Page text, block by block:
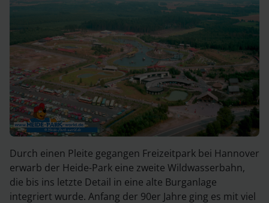
Durch einen Pleite gegangen Freizeitpark bei Hannover
erwarb der Heide-Park eine zweite Wildwasserbahn,
die bis ins letzte Detail in eine alte Burganlage
integriert wurde. Anfang der 90er Jahre ging es mit viel